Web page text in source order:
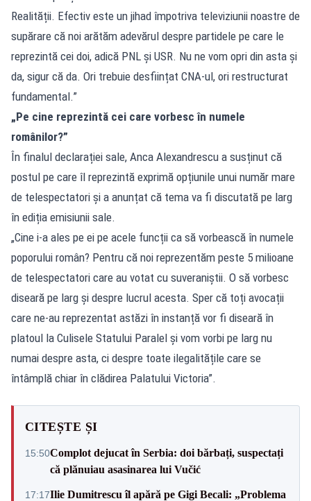
Realității. Efectiv este un jihad împotriva televiziunii noastre de
supărare că noi arătăm adevărul despre partidele pe care le
reprezintă cei doi, adică PNL și USR. Nu ne vom opri din asta și
da, sigur că da. Ori trebuie desființat CNA-ul, ori restructurat
fundamental.”
„Pe cine reprezintă cei care vorbesc în numele
românilor?”
În finalul declarației sale, Anca Alexandrescu a susținut că
postul pe care îl reprezintă exprimă opțiunile unui număr mare
de telespectatori și a anunțat că tema va fi discutată pe larg
în ediția emisiunii sale.
„Cine i-a ales pe ei pe acele funcții ca să vorbească în numele
poporului român? Pentru că noi reprezentăm peste 5 milioane
de telespectatori care au votat cu suveraniștii. O să vorbesc
diseară pe larg și despre lucrul acesta. Sper că toți avocații
care ne-au reprezentat astăzi în instanță vor fi diseară în
platoul la Culisele Statului Paralel și vom vorbi pe larg nu
numai despre asta, ci despre toate ilegalitățile care se
întâmplă chiar în clădirea Palatului Victoria”.
CITEȘTE ȘI
15:50Complot dejucat în Serbia: doi bărbați, suspectați
că plănuiau asasinarea lui Vučić
17:17Ilie Dumitrescu îl apără pe Gigi Becali: „Problema